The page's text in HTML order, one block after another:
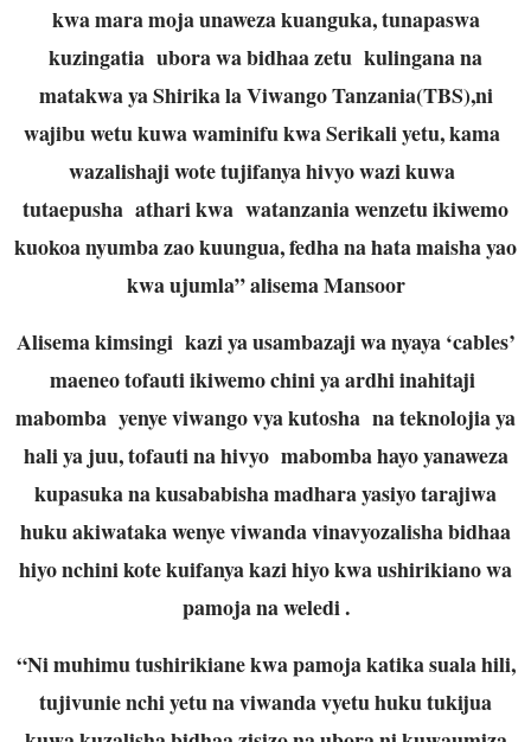
kwa mara moja unaweza kuanguka, tunapaswa
kuzingatia ubora wa bidhaa zetu kulingana na
matakwa ya Shirika la Viwango Tanzania(TBS),ni
wajibu wetu kuwa waminifu kwa Serikali yetu, kama
wazalishaji wote tujifanya hivyo wazi kuwa
tutaepusha athari kwa watanzania wenzetu ikiwemo
kuokoa nyumba zao kuungua, fedha na hata maisha yao
kwa ujumla” alisema Mansoor
Alisema kimsingi kazi ya usambazaji wa nyaya ‘cables’
maeneo tofauti ikiwemo chini ya ardhi inahitaji
mabomba yenye viwango vya kutosha na teknolojia ya
hali ya juu, tofauti na hivyo mabomba hayo yanaweza
kupasuka na kusababisha madhara yasiyo tarajiwa
huku akiwataka wenye viwanda vinavyozalisha bidhaa
hiyo nchini kote kuifanya kazi hiyo kwa ushirikiano wa
pamoja na weledi .
“Ni muhimu tushirikiane kwa pamoja katika suala hili,
tujivunie nchi yetu na viwanda vyetu huku tukijua